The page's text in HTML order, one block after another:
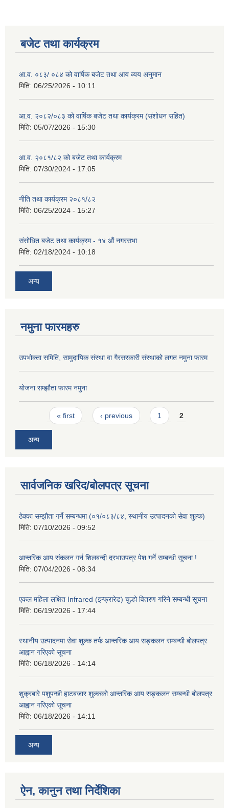
बजेट तथा कार्यक्रम
आ.व. ०८३/ ०८४ को वार्षिक बजेट तथा आय व्यय अनुमान
मिति: 06/25/2026 - 10:11
आ.व. २०८२/०८३ को वार्षिक बजेट तथा कार्यक्रम (संशोधन सहित)
मिति: 05/07/2026 - 15:30
आ.व. २०८१/८२ को बजेट तथा कार्यक्रम
मिति: 07/30/2024 - 17:05
नीति तथा कार्यक्रम २०८१/८२
मिति: 06/25/2024 - 15:27
संसोधित बजेट तथा कार्यक्रम - १४ औं नगरसभा
मिति: 02/18/2024 - 10:18
अन्य
नमुना फारमहरु
उपभोक्ता समिति, सामुदायिक संस्था वा गैरसरकारी संस्थाको लगत नमुना फारम
योजना सम्झौता फारम नमुना
Pages« first ‹ previous 1 2
अन्य
सार्वजनिक खरिद/बोलपत्र सूचना
ठेक्का सम्झौता गर्ने सम्बन्धमा (०१/०८३/८४, स्थानीय उत्पादनको सेवा शुल्क)
मिति: 07/10/2026 - 09:52
आन्तरिक आय संकलन गर्न शिलबन्दी दरभाउपत्र पेश गर्ने सम्बन्धी सूचना !
मिति: 07/04/2026 - 08:34
एकल महिला लक्षित Infrared (इन्फ्रारेड) चुल्हो वितरण गरिने सम्बन्धी सूचना
मिति: 06/19/2026 - 17:44
स्थानीय उत्पादनमा सेवा शुल्क तर्फ आन्तरिक आय सङ्कलन सम्बन्धी बोलपत्र
आह्वान गरिएको सूचना
मिति: 06/18/2026 - 14:14
शुक्रबारे पशुपन्छी हाटबजार शुल्कको आन्तरिक आय सङ्कलन सम्बन्धी बोलपत्र
आह्वान गरिएको सूचना
मिति: 06/18/2026 - 14:11
अन्य
ऐन, कानुन तथा निर्देशिका